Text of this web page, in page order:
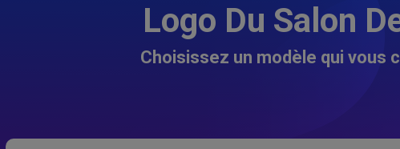
Logo Du Salon
Choisissez un modèle qui vous